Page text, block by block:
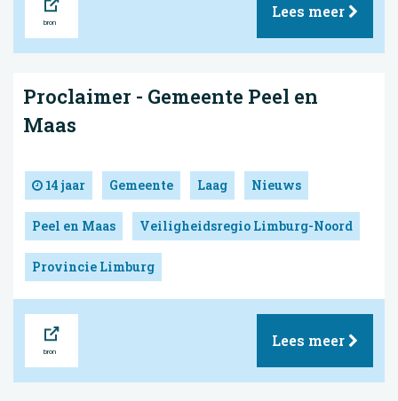
Lees meer
Proclaimer - Gemeente Peel en
Maas
14 jaar Gemeente Laag Nieuws
Peel en Maas Veiligheidsregio Limburg-Noord
Provincie Limburg
Lees meer